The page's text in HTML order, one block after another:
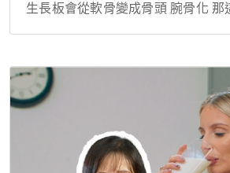
生長板會從軟骨變成骨頭 腕骨化 那